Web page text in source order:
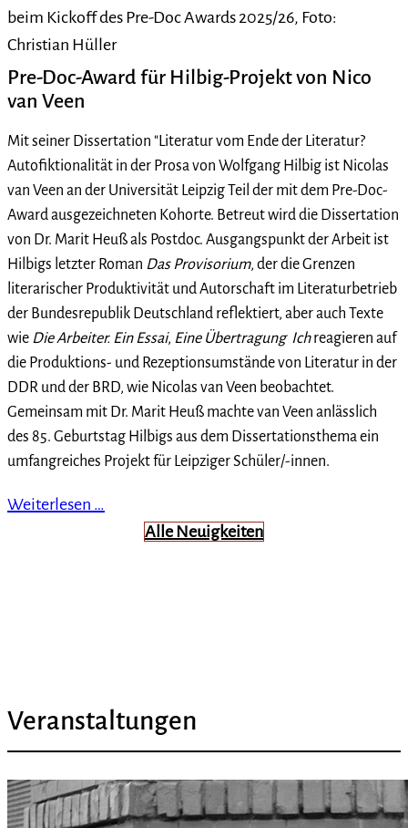
beim Kickoff des Pre-Doc Awards 2025/26, Foto:
Christian Hüller
Pre-Doc-Award für Hilbig-Projekt von Nico
van Veen
Mit seiner Dissertation "Literatur vom Ende der Literatur?
Autofiktionalität in der Prosa von Wolfgang Hilbig ist Nicolas
van Veen an der Universität Leipzig Teil der mit dem Pre-Doc-
Award ausgezeichneten Kohorte. Betreut wird die Dissertation
von Dr. Marit Heuß als Postdoc. Ausgangspunkt der Arbeit ist
Hilbigs letzter Roman Das Provisorium, der die Grenzen
literarischer Produktivität und Autorschaft im Literaturbetrieb
der Bundesrepublik Deutschland reflektiert, aber auch Texte
wie Die Arbeiter. Ein Essai, Eine Übertragung Ichreagieren auf
die Produktions- und Rezeptionsumstände von Literatur in der
DDR und der BRD, wie Nicolas van Veen beobachtet.
Gemeinsam mit Dr. Marit Heuß machte van Veen anlässlich
des 85. Geburtstag Hilbigs aus dem Dissertationsthema ein
umfangreiches Projekt für Leipziger Schüler/-innen.
Weiterlesen …
Alle Neuigkeiten
Veranstaltungen